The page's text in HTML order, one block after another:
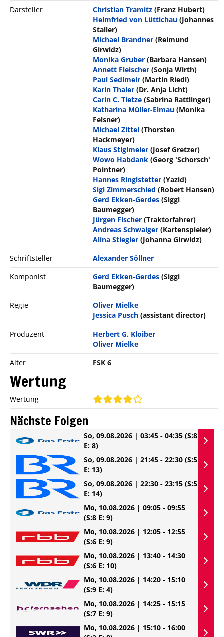
Darsteller
Christian Tramitz (Franz Hubert)
Helmfried von Lüttichau (Johannes
Staller)
Michael Brandner (Reimund
Girwidz)
Monika Gruber (Barbara Hansen)
Annett Fleischer (Sonja Wirth)
Paul Sedlmeir (Martin Riedl)
Karin Thaler (Dr. Anja Licht)
Carin C. Tietze (Sabrina Rattlinger)
Katharina Müller-Elmau (Monika
Felsner)
Michael Zittel (Thorsten
Hackmeyer)
Klaus Stiglmeier (Josef Gretzer)
Wowo Habdank (Georg 'Schorsch'
Pointner)
Hannes Ringlstetter (Yazid)
Sigi Zimmerschied (Robert Hansen)
Gerd Ekken-Gerdes (Siggi
Baumegger)
Jürgen Fischer (Traktorfahrer)
Andreas Schwaiger (Kartenspieler)
Alina Stiegler (Johanna Girwidz)
Schriftsteller
Alexander Söllner
Komponist
Gerd Ekken-Gerdes (Siggi
Baumegger)
Regie
Oliver Mielke
Jessica Pusch (assistant director)
Produzent
Herbert G. Kloiber
Oliver Mielke
Alter
FSK 6
Wertung
Wertung
Nächste Folgen
So, 09.08.2026 | 03:45 - 04:35 (S:8
E: 8)
So, 09.08.2026 | 21:45 - 22:30 (S:5
E: 13)
So, 09.08.2026 | 22:30 - 23:15 (S:5
E: 14)
Mo, 10.08.2026 | 09:05 - 09:55
(S:8 E: 9)
Mo, 10.08.2026 | 12:05 - 12:55
(S:6 E: 9)
Mo, 10.08.2026 | 13:40 - 14:30
(S:6 E: 10)
Mo, 10.08.2026 | 14:20 - 15:10
(S:9 E: 4)
Mo, 10.08.2026 | 14:25 - 15:15
(S:7 E: 9)
Mo, 10.08.2026 | 15:10 - 16:00